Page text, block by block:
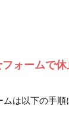
ォームで
は以下の手順